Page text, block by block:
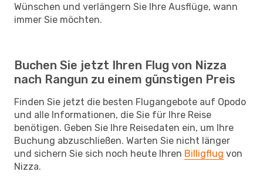
Wünschen und verlängern Sie Ihre Ausflüge, wann
immer Sie möchten.
Buchen Sie jetzt Ihren Flug von Nizza
nach Rangun zu einem günstigen Preis
Finden Sie jetzt die besten Flugangebote auf Opodo
und alle Informationen, die Sie für Ihre Reise
benötigen. Geben Sie Ihre Reisedaten ein, um Ihre
Buchung abzuschließen. Warten Sie nicht länger
und sichern Sie sich noch heute Ihren Billigflug von
Nizza.